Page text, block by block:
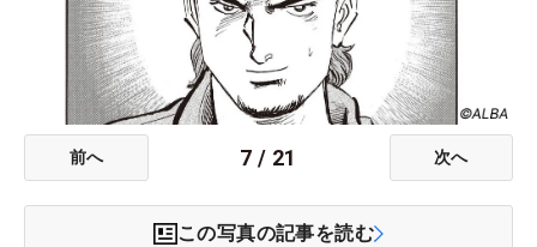
前へ 7 / 21 次へ
この写真の記事を読む